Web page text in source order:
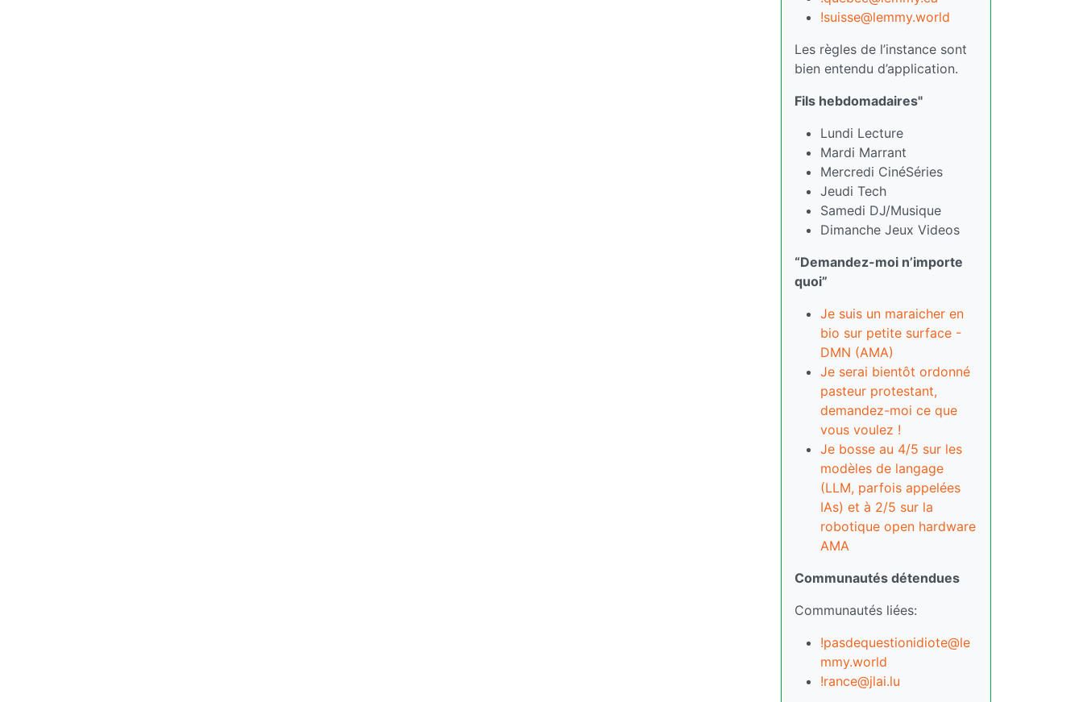
!suisse@lemmy.world
Les règles de l’instance sont
bien entendu d’application.
Fils hebdomadaires"
Lundi Lecture
Mardi Marrant
Mercredi CinéSéries
Jeudi Tech
Samedi DJ/Musique
Dimanche Jeux Videos
“Demandez-moi n’importe
quoi”
Je suis un maraicher en
bio sur petite surface -
DMN (AMA)
Je serai bientôt ordonné
pasteur protestant,
demandez-moi ce que
vous voulez !
Je bosse au 4/5 sur les
modèles de langage
(LLM, parfois appelées
IAs) et à 2/5 sur la
robotique open hardware
AMA
Communautés détendues
Communautés liées:
!pasdequestionidiote@le
mmy.world
!rance@jlai.lu